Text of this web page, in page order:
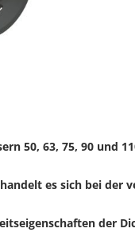
50, 63, 75, 90 und
es sich bei der
der